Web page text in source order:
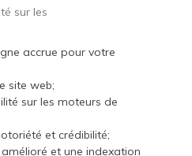
sur les
accrue pour votre
site web;
sur les moteurs de
et crédibilité;
et une indexation